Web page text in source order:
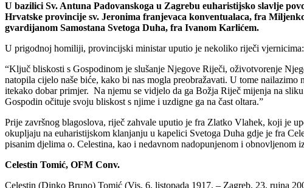
U bazilici Sv. Antuna Padovanskoga u Zagrebu euharistijsko slavlje
Hrvatske provincije sv. Jeronima franjevaca konventualaca, fra
gvardijanom Samostana Svetoga Duha, fra Ivanom Karlićem.
U prigodnoj homiliji, provincijski ministar uputio je nekoliko riječi vjernicima:
“Ključ bliskosti s Gospodinom je slušanje Njegove Riječi, oživotvorenje
natopila cijelo naše biće, kako bi nas mogla preobražavati. U tome
itekako dobar primjer. Na njemu se vidjelo da ga Božja Riječ mijenja na
Gospodin očituje svoju bliskost s njime i uzdigne ga na čast oltara.”
Prije završnog blagoslova, riječ zahvale uputio je fra Zlatko Vlahek, koji je
okupljaju na euharistijskom klanjanju u kapelici Svetoga Duha gdje je fra
pisanim djelima o. Celestina, kao i nedavnom nadopunjenom i obnovljenom
Celestin Tomić, OFM Conv.
Celestin (Dinko Bruno) Tomić (Vis, 6. listopada 1917. – Zagreb, 23. rujna